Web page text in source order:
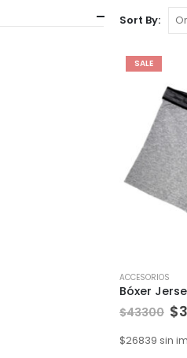
Sort By:
SALE
ACCESORIOS
Bóxer
$43300 $
$26839 sin